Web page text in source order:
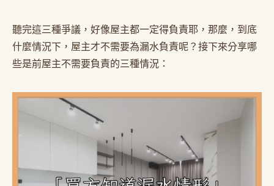
聽完這三種爭議，好像屋主都一定得負責耶，那麼，到底
什麼情況下，屋主才不需要為漏水負責呢？接下來分享哪
些是前屋主不需要負責的三種情況：